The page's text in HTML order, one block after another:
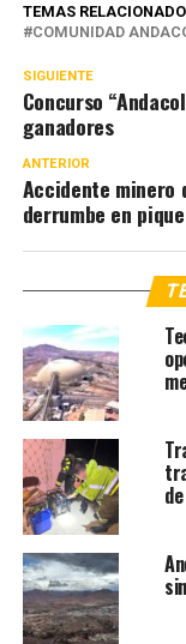
TEMAS
COMUNIDAD
SIGUIENTE
Concurso
ganadores
ANTERIOR
Accidente minero
derrumbe en